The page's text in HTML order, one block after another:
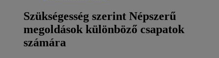
Szükségesség szerint Népszerű
megoldások különböző csapatok
számára